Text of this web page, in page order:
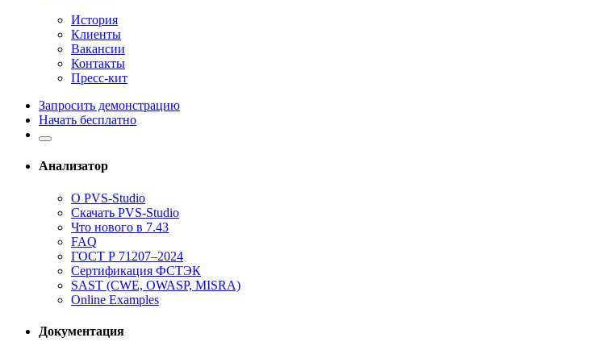
История
Клиенты
Вакансии
Контакты
Пресс-кит
Запросить демонстрацию
Начать бесплатно
Анализатор
О PVS-Studio
Скачать PVS-Studio
Что нового в 7.43
FAQ
ГОСТ Р 71207–2024
Сертификация ФСТЭК
SAST (CWE, OWASP, MISRA)
Online Examples
Документация